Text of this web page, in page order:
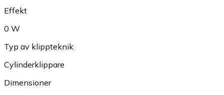
Effekt
0 W
Typ av klippteknik
Cylinderklippare
Dimensioner